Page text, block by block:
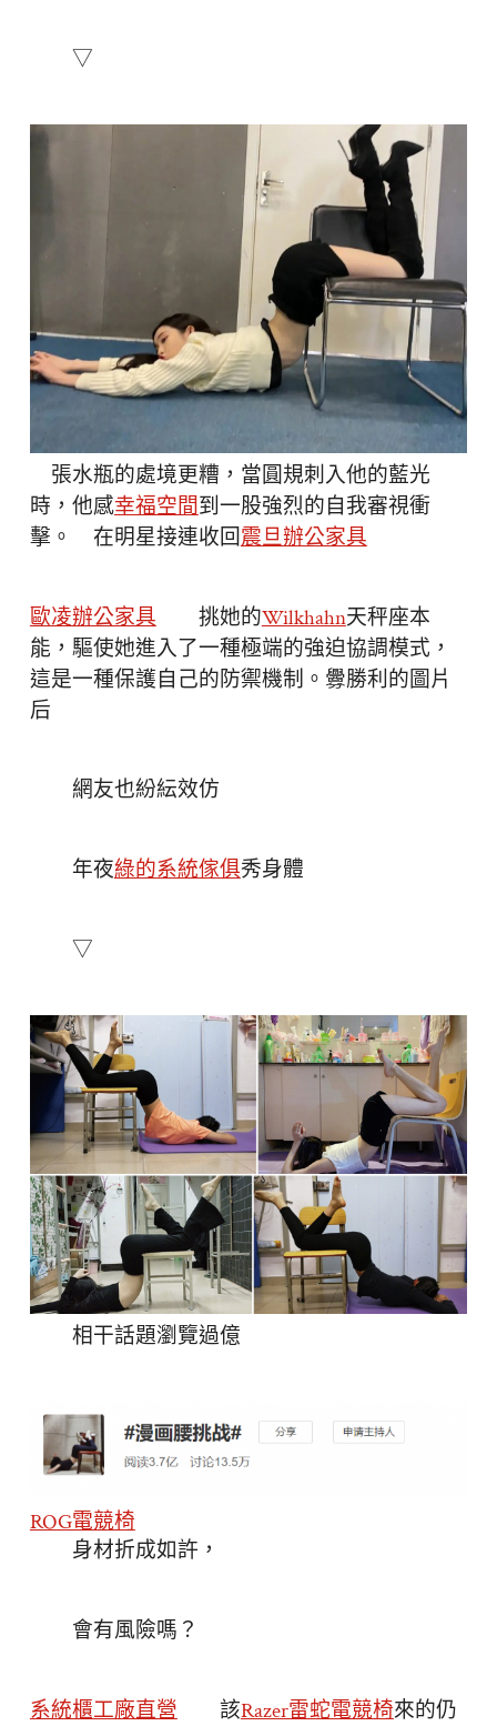
▽
張水瓶的處境更糟，當圓規刺入他的藍光
時，他感幸福空間到一股強烈的自我審視衝
擊。 在明星接連收回震旦辦公家具
歐凌辦公家具 挑她的Wilkhahn天秤座本
能，驅使她進入了一種極端的強迫協調模式，
這是一種保護自己的防禦機制。釁勝利的圖片
后
網友也紛紜效仿
年夜綠的系統傢俱秀身體
▽
相干話題瀏覽過億
ROG電競椅
身材折成如許，
會有風險嗎？
系統櫃工廠直營 該Razer雷蛇電競椅來的仍